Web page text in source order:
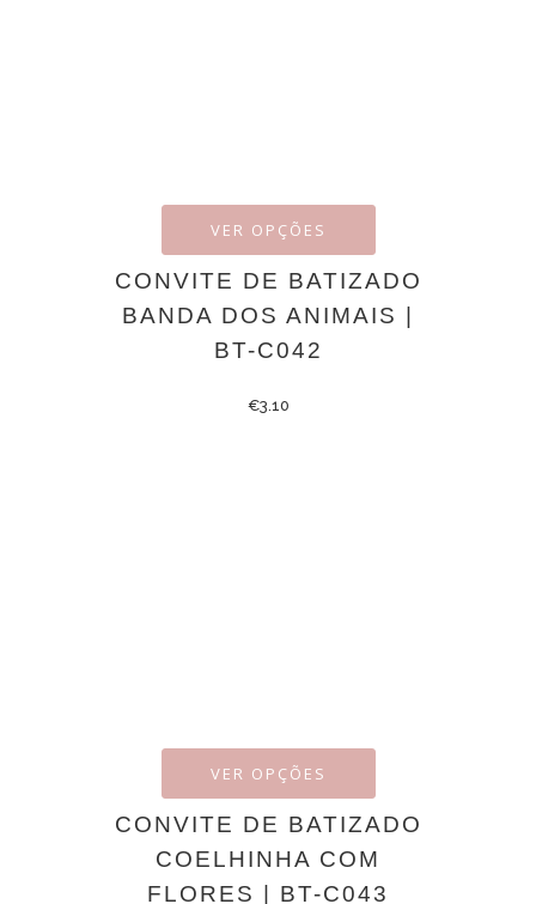
VER OPÇÕES
CONVITE DE BATIZADO
BANDA DOS ANIMAIS |
BT-C042
€3.10
VER OPÇÕES
CONVITE DE BATIZADO
COELHINHA COM
FLORES | BT-C043